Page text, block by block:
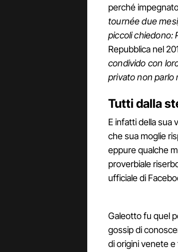
perché
tournée due
piccoli chiedono:
Repubblica nel
condivido con
privato non parlo
Tutti dalla
E infatti della sua
che sua moglie
eppure qualche
proverbiale
ufficiale di
Galeotto fu quel
gossip di
di origini venete e